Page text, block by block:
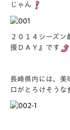
じゃん
２０１４シーズ
援ＤＡＹ』です
長崎県内には、美
口がとろけそうな